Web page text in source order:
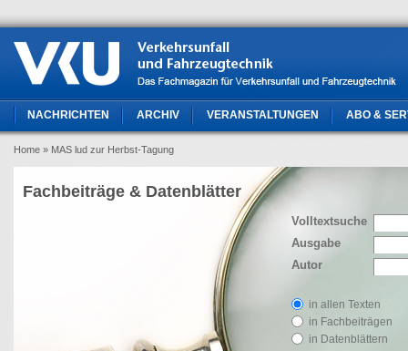
NACHRICHTEN ARCHIV VERANSTALTUNGEN ABO &
Home » MAS lud zur Herbst-Tagung
Volltextsuche
Ausgabe
Autor
in allen Texten
in Fachbeiträgen
in Datenblättern
Fachbeiträge & Datenblätter